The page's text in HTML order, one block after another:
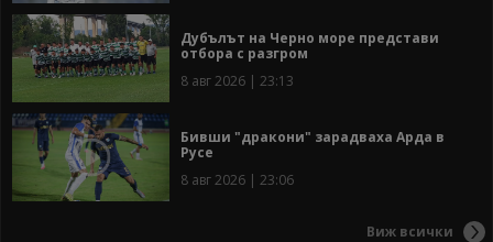
Дубълът на Черно море представи
отбора с разгром
8 авг 2026 | 23:13
Бивши "дракони" зарадваха Арда в
Русе
8 авг 2026 | 23:06
Виж всички